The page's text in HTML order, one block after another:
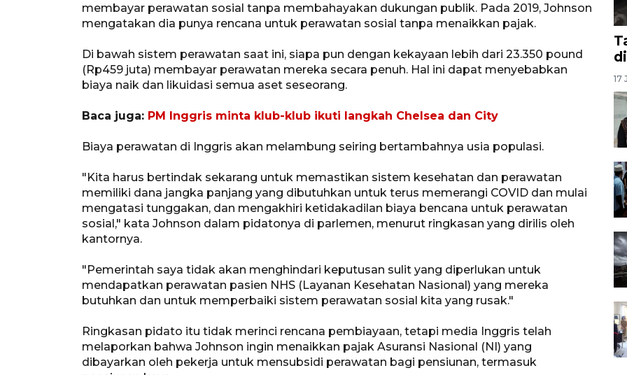
membayar perawatan sosial tanpa membahayakan dukungan publik. Pada 2019, Johnson
mengatakan dia punya rencana untuk perawatan sosial tanpa menaikkan pajak.
Di bawah sistem perawatan saat ini, siapa pun dengan kekayaan lebih dari 23.350 pound
(Rp459 juta) membayar perawatan mereka secara penuh. Hal ini dapat menyebabkan
biaya naik dan likuidasi semua aset seseorang.
Baca juga: PM Inggris minta klub-klub ikuti langkah Chelsea dan City
Biaya perawatan di Inggris akan melambung seiring bertambahnya usia populasi.
"Kita harus bertindak sekarang untuk memastikan sistem kesehatan dan perawatan
memiliki dana jangka panjang yang dibutuhkan untuk terus memerangi COVID dan mulai
mengatasi tunggakan, dan mengakhiri ketidakadilan biaya bencana untuk perawatan
sosial," kata Johnson dalam pidatonya di parlemen, menurut ringkasan yang dirilis oleh
kantornya.
"Pemerintah saya tidak akan menghindari keputusan sulit yang diperlukan untuk
mendapatkan perawatan pasien NHS (Layanan Kesehatan Nasional) yang mereka
butuhkan dan untuk memperbaiki sistem perawatan sosial kita yang rusak."
Ringkasan pidato itu tidak merinci rencana pembiayaan, tetapi media Inggris telah
melaporkan bahwa Johnson ingin menaikkan pajak Asuransi Nasional (NI) yang
dibayarkan oleh pekerja untuk mensubsidi perawatan bagi pensiunan, termasuk
17